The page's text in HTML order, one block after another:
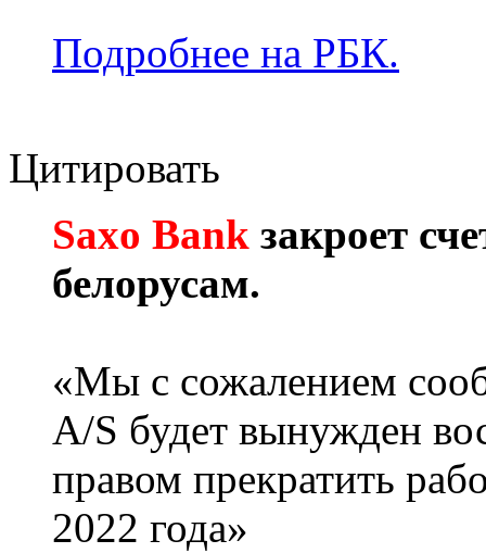
Подробнее на РБК.
Цитировать
Saxo Bank закроет
белорусам.
«Мы с сожалением
A/S будет вынужден
правом прекратить
2022 года»